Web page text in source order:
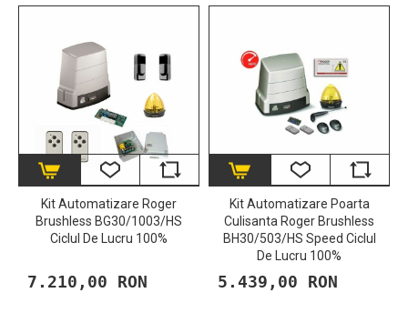
Kit Automatizare Roger
Brushless BG30/1003/HS
Ciclul De Lucru 100%
7.210,00 RON
Kit Automatizare Poarta
Culisanta Roger Brushless
BH30/503/HS Speed Ciclul
De Lucru 100%
5.439,00 RON